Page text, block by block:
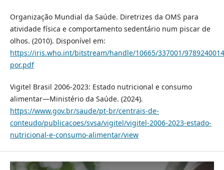
Organização Mundial da Saúde. Diretrizes da OMS para
atividade física e comportamento sedentário num piscar de
olhos. (2010). Disponível em:
https://iris.who.int/bitstream/handle/10665/337001/
por.pdf
Vigitel Brasil 2006-2023: Estado nutricional e consumo
alimentar—Ministério da Saúde. (2024).
https://www.gov.br/saude/pt-br/centrais-de-
conteudo/publicacoes/svsa/vigitel/vigitel-2006-2023-estado-
nutricional-e-consumo-alimentar/view